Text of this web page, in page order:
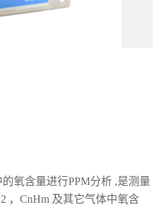
氧含量进行PPM分析 ,是测量
，CnHm 及其它气体中氧含